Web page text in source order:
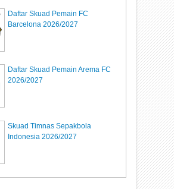
Daftar Skuad Pemain FC
Barcelona 2026/2027
Daftar Skuad Pemain Arema FC
2026/2027
Skuad Timnas Sepakbola
Indonesia 2026/2027